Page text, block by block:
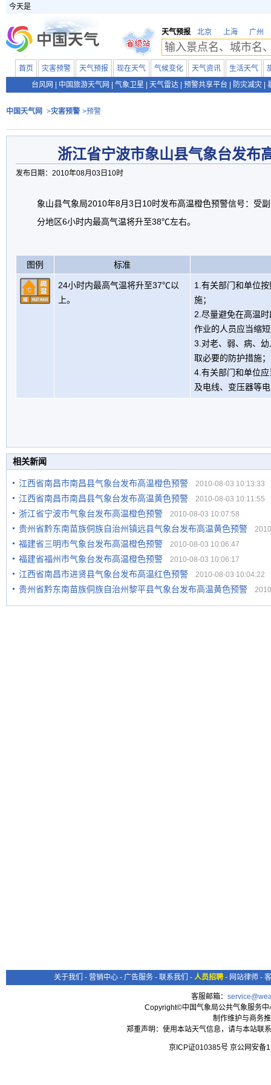
今天是
天气预报 北京 上海 广州
首页 灾害预警 天气预报 现在天气 气候变化 天气资讯 生活天气
台风网
中国旅游天气网 气象卫星 天气雷达 预警共享平台 防灾减灾
中国天气网 >灾害预警 >预警
浙江省宁波市象山县气象台发布
发布日期：2010年08月03日10时
象山县气象局2010年8月3日10时发布高温橙色预警信号：受
分地区6小时内最高气温将升至38℃左右。
图例 标准
24小时内最高气温将升至37℃以
上。
1.有关部门和单位
施；
2.尽量避免在高温
作业的人员应当缩
3.对老、弱、病、
取必要的防护措施；
4.有关部门和单位
及电线、变压器等
相关新闻
江西省南昌市南昌县气象台发布高温橙色预警 2010-08-03 10:13:33
江西省南昌市南昌县气象台发布高温黄色预警 2010-08-03 10:11:55
浙江省宁波市气象台发布高温橙色预警 2010-08-03 10:07:58
贵州省黔东南苗族侗族自治州镇远县气象台发布高温黄色预警
福建省三明市气象台发布高温橙色预警 2010-08-03 10:06:47
福建省福州市气象台发布高温橙色预警 2010-08-03 10:06:17
江西省南昌市进贤县气象台发布高温红色预警 2010-08-03 10:04:22
贵州省黔东南苗族侗族自治州黎平县气象台发布高温黄色预警
关于我们 - 营销中心 - 广告服务 - 联系我们 - 人员招聘 - 网站律师 -
客服邮箱：
Copyright©中国气象局公共气象服务
制作维护与商务
郑重声明：使用本站天气信息，请与本站联
京ICP证010385号 京公网安备